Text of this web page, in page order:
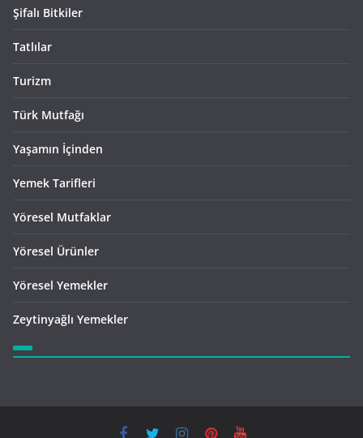
Şifalı Bitkiler
Tatlılar
Turizm
Türk Mutfağı
Yaşamın İçinden
Yemek Tarifleri
Yöresel Mutfaklar
Yöresel Ürünler
Yöresel Yemekler
Zeytinyağlı Yemekler